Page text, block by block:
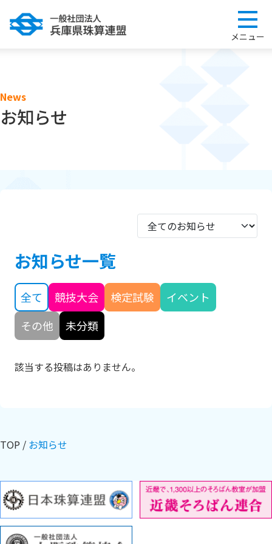
News
お知らせ
お知らせ一覧
全て 競技大会 検定試験
イベント
その他
未分類
該当する投稿はありません。
TOP お知らせ